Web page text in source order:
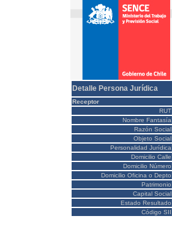
Detalle Persona Jurídica
Receptor
RUT
Nombre Fantasía
Razón Social
Objeto Social
Personalidad Jurídica
Domicilio Calle
Domicilio Número
Domicilio Oficina o Depto
Patrimonio
Capital Social
Estado Resultado
Código SII